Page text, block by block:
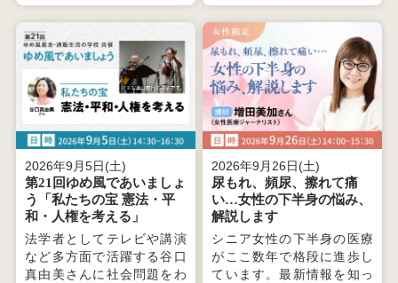
2026年9月5日(土)
第21回ゆめ風であいましょ
う「私たちの宝 憲法・平
和・人権を考える」
法学者としてテレビや講演
など多方面で活躍する谷口
真由美さんに社会問題をわ
2026年9月26日(土)
尿もれ、頻尿、擦れて痛
い…女性の下半身の悩み、
解説します
シニア女性の下半身の医療
がここ数年で格段に進歩し
ています。最新情報を知っ